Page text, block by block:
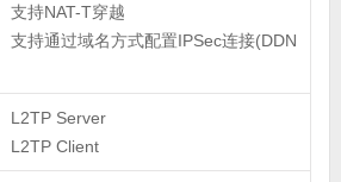
支持NAT-T穿越
支持通过域名方式配置IPSec连接(DDN
L2TP Server
L2TP Client